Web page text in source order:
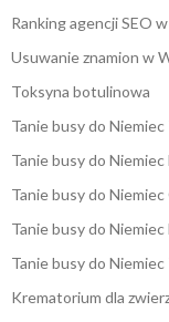
Ranking agencji SEO
Usuwanie znamion w
Toksyna botulinowa
Tanie busy do Niemiec
Tanie busy do Niemiec
Tanie busy do Niemiec
Tanie busy do Niemiec
Tanie busy do Niemiec
Krematorium dla